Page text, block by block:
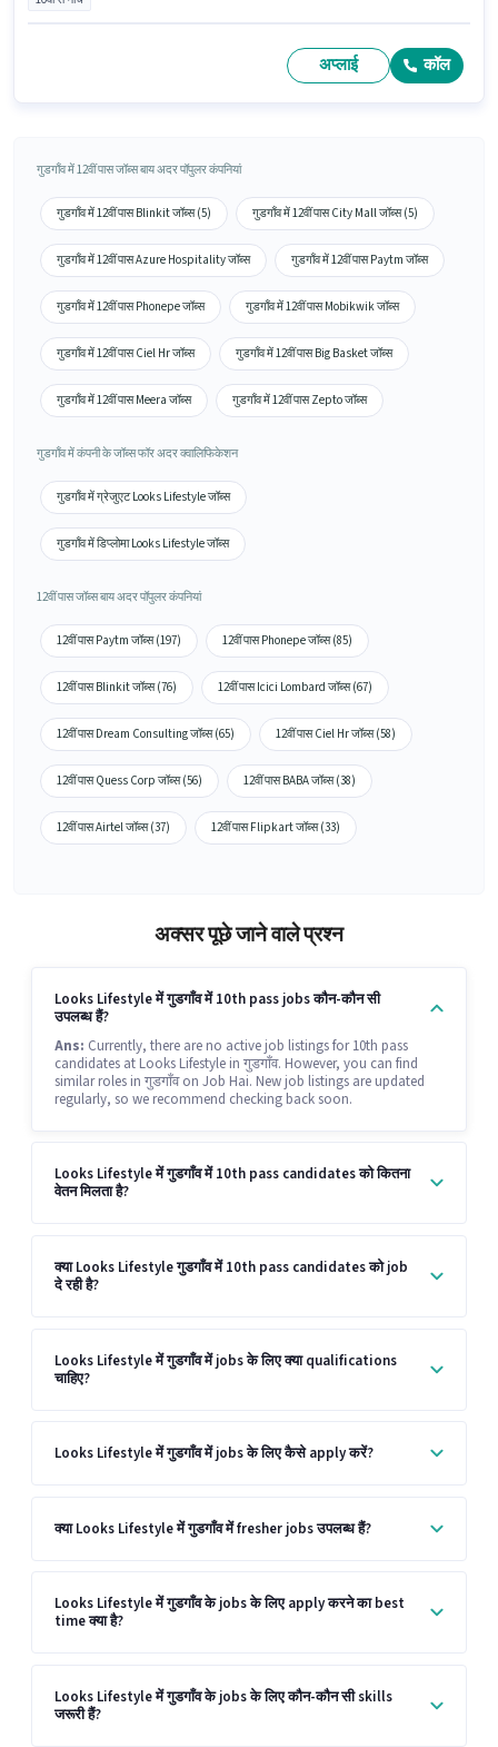
अप्लाई कॉल
गुडगाँव में 12वीं पास जॉब्स बाय अदर पॉपुलर कंपनियां
गुडगाँव में 12वीं पास Blinkit जॉब्स (5) गुडगाँव में 12वीं पास City Mall जॉब्स (5)
गुडगाँव में 12वीं पास Azure Hospitality जॉब्स गुडगाँव में 12वीं पास Paytm जॉब्स
गुडगाँव में 12वीं पास Phonepe जॉब्स गुडगाँव में 12वीं पास Mobikwik जॉब्स
गुडगाँव में 12वीं पास Ciel Hr जॉब्स गुडगाँव में 12वीं पास Big Basket जॉब्स
गुडगाँव में 12वीं पास Meera जॉब्स गुडगाँव में 12वीं पास Zepto जॉब्स
गुडगाँव में कंपनी के जॉब्स फॉर अदर क्वालिफिकेशन
गुडगाँव में ग्रेजुएट Looks Lifestyle जॉब्स
गुडगाँव में डिप्लोमा Looks Lifestyle जॉब्स
12वीं पास जॉब्स बाय अदर पॉपुलर कंपनियां
12वीं पास Paytm जॉब्स (197) 12वीं पास Phonepe जॉब्स (85)
12वीं पास Blinkit जॉब्स (76) 12वीं पास Icici Lombard जॉब्स (67)
12वीं पास Dream Consulting जॉब्स (65) 12वीं पास Ciel Hr जॉब्स (58)
12वीं पास Quess Corp जॉब्स (56) 12वीं पास BABA जॉब्स (38)
12वीं पास Airtel जॉब्स (37) 12वीं पास Flipkart जॉब्स (33)
अक्सर पूछे जाने वाले प्रश्न
Looks Lifestyle में गुडगाँव में 10th pass jobs कौन-कौन सी
उपलब्ध हैं?
Ans: Currently, there are no active job listings for 10th pass
candidates at Looks Lifestyle in गुडगाँव. However, you can find
similar roles in गुडगाँव on Job Hai. New job listings are updated
regularly, so we recommend checking back soon.
Looks Lifestyle में गुडगाँव में 10th pass candidates को कितना
वेतन मिलता है?
क्या Looks Lifestyle गुडगाँव में 10th pass candidates को job
दे रही है?
Looks Lifestyle में गुडगाँव में jobs के लिए क्या qualifications
चाहिए?
Looks Lifestyle में गुडगाँव में jobs के लिए कैसे apply करें?
क्या Looks Lifestyle में गुडगाँव में fresher jobs उपलब्ध हैं?
Looks Lifestyle में गुडगाँव के jobs के लिए apply करने का best
time क्या है?
Looks Lifestyle में गुडगाँव के jobs के लिए कौन-कौन सी skills
जरूरी हैं?